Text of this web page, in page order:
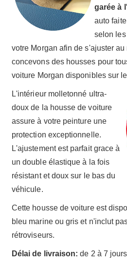
garée à
auto
selon
votre Morgan afin de s'ajuster
concevons des housses pour
voiture Morgan disponibles sur
L'intérieur molletonné ultra-
doux de la housse de voiture
assure à votre peinture une
protection exceptionnelle.
L'ajustement est parfait grace à
un double élastique à la fois
résistant et doux sur le bas du
véhicule.
Cette housse de voiture est
bleu marine ou gris et n'inclut
rétroviseurs.
Délai de livraison: de 2 à 7